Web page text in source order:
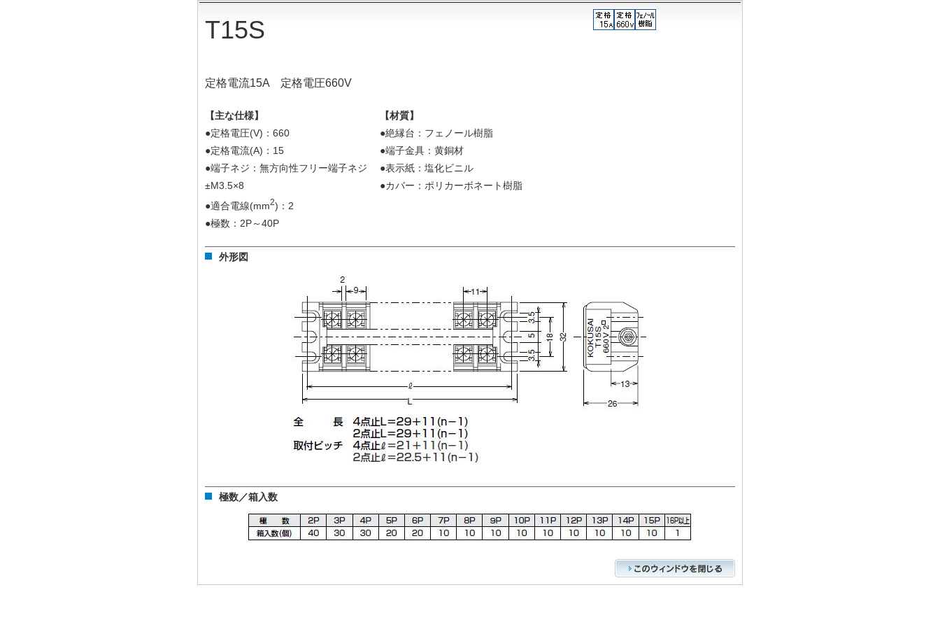
T15S
定格電流15A 定格電圧660V
【主な仕様】
●定格電圧(V)：660
●定格電流(A)：15
●端子ネジ：無方向性フリー端子ネジ
±M3.5×8
●適合電線(mm2)：2
●極数：2P～40P
【材質】
●絶縁台：フェノール樹脂
●端子金具：黄銅材
●表示紙：塩化ビニル
●カバー：ポリカーボネート樹脂
外形図
極数／箱入数